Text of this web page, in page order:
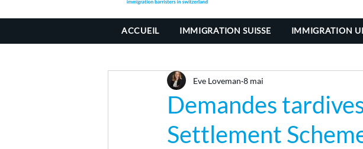
ACCUEIL IMMIGRATION SUISSE IMMIGRATION
Demandes
Settlement
Eve Loveman 8 mai